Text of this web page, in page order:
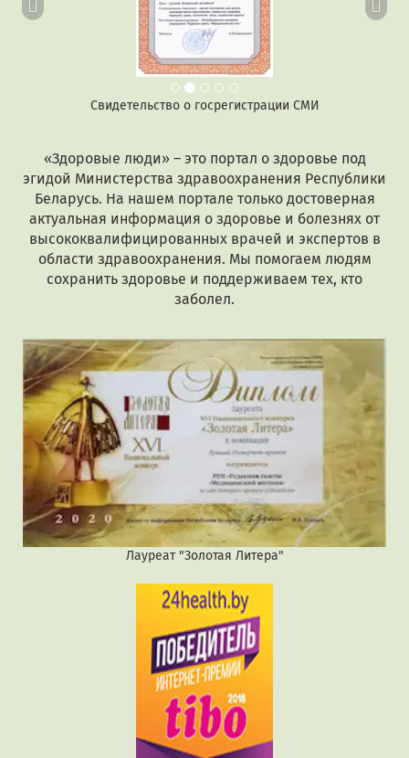
Свидетельство о госрегистрации СМИ
«Здоровые люди» – это портал о здоровье под
эгидой Министерства здравоохранения Республики
Беларусь. На нашем портале только достоверная
актуальная информация о здоровье и болезнях от
высококвалифицированных врачей и экспертов в
области здравоохранения. Мы помогаем людям
сохранить здоровье и поддерживаем тех, кто
заболел.
Лауреат "Золотая Литера"